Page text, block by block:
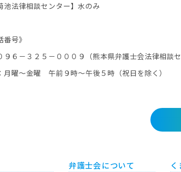
・菊池法律相談センター】水のみ 午
番号》
９６－３２５－０００９（熊本県弁護士会法律相談セ
月曜～金曜 午前９時～午後５時（祝日を除く）
弁護士会について